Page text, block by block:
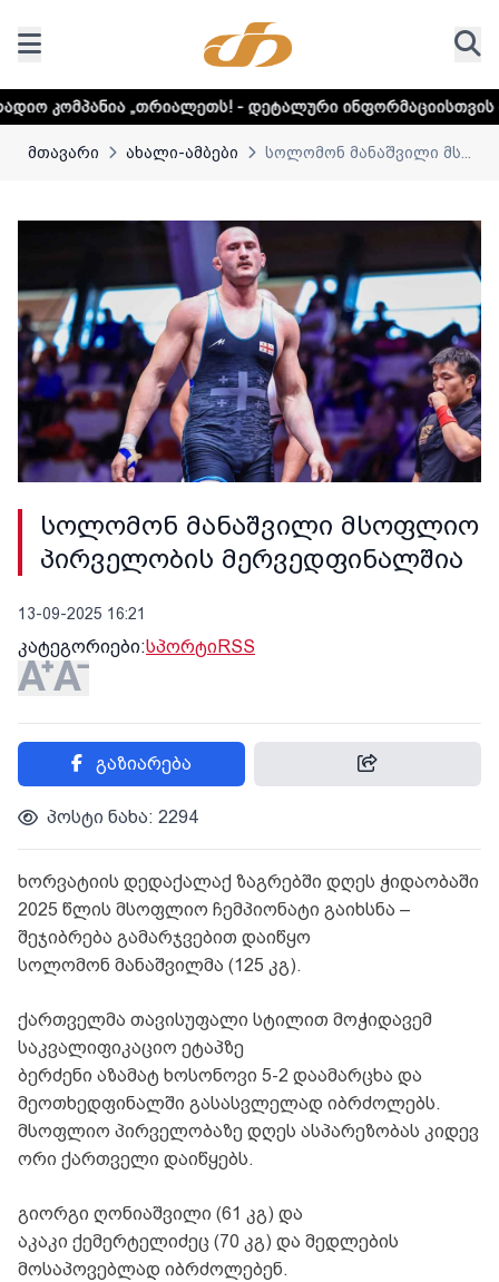
- დეტალური ინფორმაციისთვის დააკლიკეთ
მთავარი ახალი-ამბები სოლომონ მანაშვილი მს...
სოლომონ მანაშვილი მსოფლიო
პირველობის მერვედფინალშია
13-09-2025 16:21
კატეგორიები:სპორტი RSS
გაზიარება
პოსტი ნახა: 2294
ხორვატიის დედაქალაქ ზაგრებში დღეს ჭიდაობაში
2025 წლის მსოფლიო ჩემპიონატი გაიხსნა –
შეჯიბრება გამარჯვებით დაიწყო
სოლომონ მანაშვილმა (125 კგ).
ქართველმა თავისუფალი სტილით მოჭიდავემ
საკვალიფიკაციო ეტაპზე
ბერძენი აზამატ ხოსონოვი 5-2 დაამარცხა და
მეოთხედფინალში გასასვლელად იბრძოლებს.
მსოფლიო პირველობაზე დღეს ასპარეზობას კიდევ
ორი ქართველი დაიწყებს.
გიორგი ღონიაშვილი (61 კგ) და
აკაკი ქემერტელიძეც (70 კგ) და მედლების
მოსაპოვებლად იბრძოლებენ.